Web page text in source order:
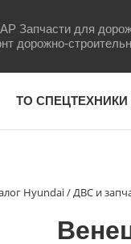
Запчасти для
дорожно-
ТО СПЕЦТЕХНИКИ
Hyundai / ДВС и